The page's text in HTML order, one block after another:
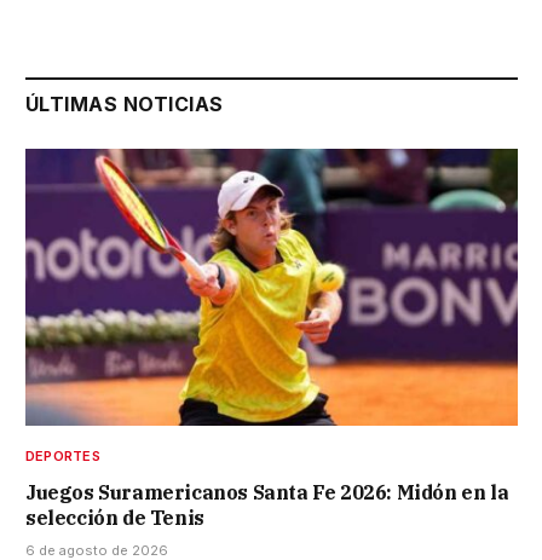
ÚLTIMAS NOTICIAS
DEPORTES
Juegos Suramericanos Santa Fe 2026: Midón en la
selección de Tenis
6 de agosto de 2026